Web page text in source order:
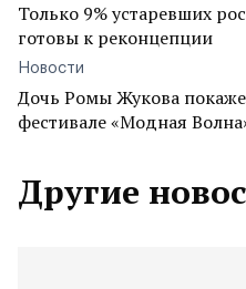
Только 9% устаревших
готовы к реконцепции
Новости
Дочь Ромы Жукова
фестивале «Модная
Другие